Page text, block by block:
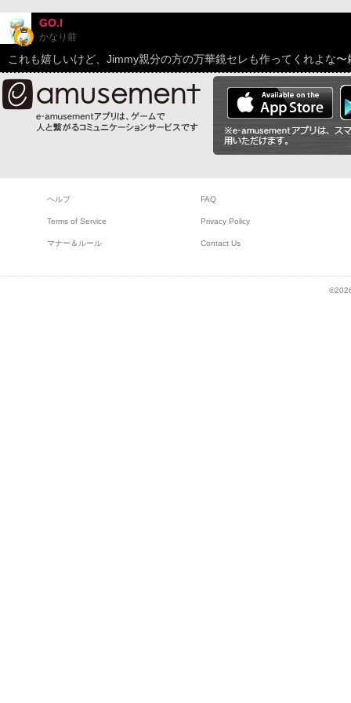
GO.I
かなり前
これも嬉しいけど、Jimmy親分の方の万華鏡セレも作ってくれよな〜
ヘルプ FAQ
Terms of Service Privacy Policy
マナー＆ルール Contact Us